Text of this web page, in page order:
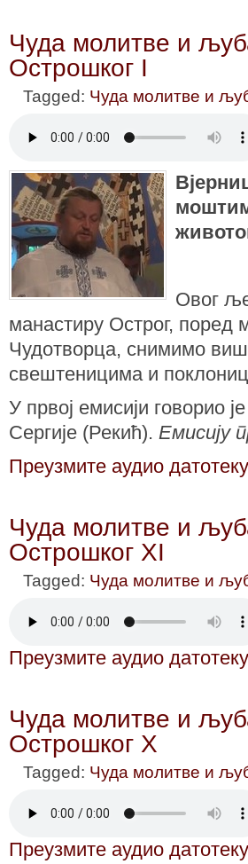
Чуда молитве и
Острошког I
Tagged: Чуда молитве и
Овог
манастиру Острог, поред
Чудотворца, снимимо
свештеницима и
У првој емисији говорио
Сергије (Рекић). Емисију
Преузмите аудио датотеку
Чуда молитве и
Острошког XI
Tagged: Чуда молитве и
Преузмите аудио датотеку
Чуда молитве и
Острошког X
Tagged: Чуда молитве и
Преузмите аудио датотеку